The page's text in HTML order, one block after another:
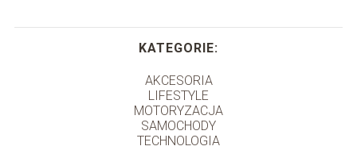
KATEGORIE:
AKCESORIA
LIFESTYLE
MOTORYZACJA
SAMOCHODY
TECHNOLOGIA